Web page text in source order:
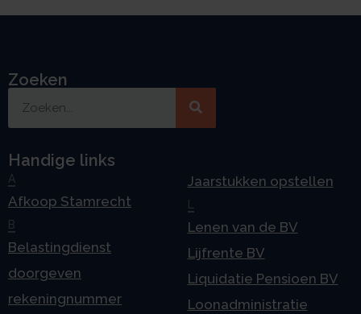
Zoeken
Handige links
A
Afkoop Stamrecht
B
Belastingdienst
doorgeven
rekeningnummer
Jaarstukken opstellen
Lenen van de BV
Lijfrente BV
Liquidatie Pensioen BV
Loonadministratie